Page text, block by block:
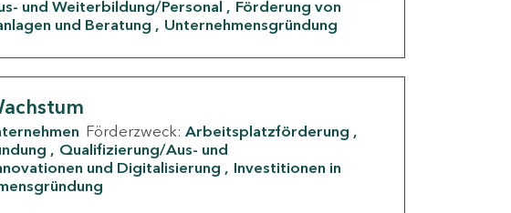
und Weiterbildung/Personal
Förderung von
und Beratung Unternehmensgründung
Förderzweck: Arbeitsplatzförderung
Qualifizierung/Aus- und
und Digitalisierung
Investitionen in